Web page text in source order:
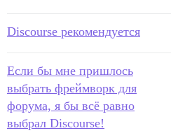
Discourse рекомендуется
Если бы мне пришлось
выбрать фреймворк для
форума, я бы всё равно
выбрал Discourse!